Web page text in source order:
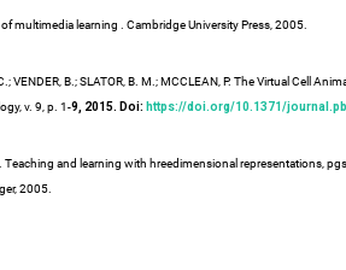
multimedia learning . Cambridge University Press, 2005.
VENDER, B.; SLATOR, B. M.; MCCLEAN, P. The Virtual Cell
v. 9, p. 1-9, 2015. Doi: https://doi.org/10.1371/
Teaching and learning with hreedimensional representations,
2005.